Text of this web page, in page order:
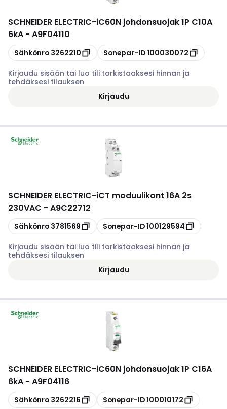
SCHNEIDER ELECTRIC-iC60N johdonsuojak 1P C10A
6kA - A9F04110
Kopioi
Sähkönro 3262210 Kopioi
Sonepar-ID100030072
Kirjaudu sisään tai luo tili tarkistaaksesi hinnan ja
tehdäksesi tilauksen
Kirjaudu
SCHNEIDER ELECTRIC-iCT moduulikont 16A 2s
230VAC - A9C22712
Kopioi
Sähkönro 3781569 Kopioi
Sonepar-ID100129594
Kirjaudu sisään tai luo tili tarkistaaksesi hinnan ja
tehdäksesi tilauksen
Kirjaudu
SCHNEIDER ELECTRIC-iC60N johdonsuojak 1P C16A
6kA - A9F04116
Kopioi
Sähkönro 3262216 Kopioi
Sonepar-ID100010172